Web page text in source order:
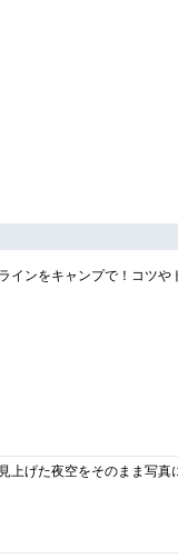
インをキャンプで！コツや
上げた夜空をそのまま写真